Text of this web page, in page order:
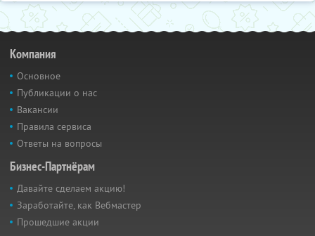
Компания
Основное
Публикации о нас
Вакансии
Правила сервиса
Ответы на вопросы
Бизнес-Партнёрам
Давайте сделаем акцию!
Заработайте, как Вебмастер
Прошедшие акции